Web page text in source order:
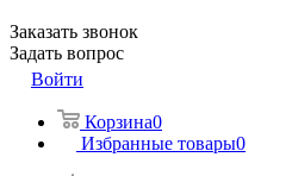
Заказать звонок
Задать вопрос
Войти
Корзина0
Избранные товары0